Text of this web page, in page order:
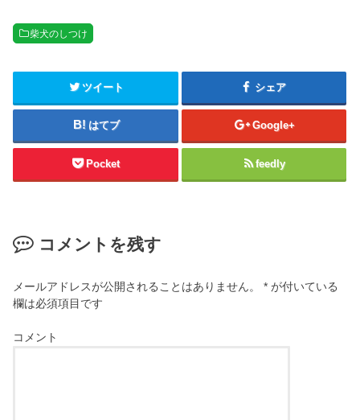
柴犬のしつけ
ツイート シェア
はてブ Google+
Pocket feedly
コメントを残す
メールアドレスが公開されることはありません。 * が付いている
欄は必須項目です
コメント